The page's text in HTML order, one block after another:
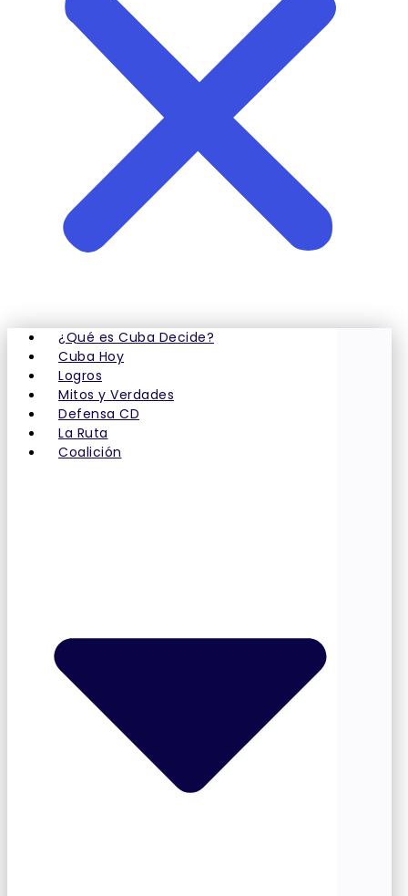
¿Qué es Cuba Decide?
Cuba Hoy
Logros
Mitos y Verdades
Defensa CD
La Ruta
Coalición